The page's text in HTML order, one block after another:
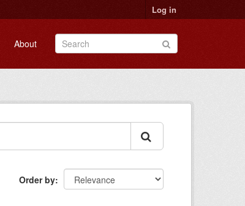
Log in
About
Order by